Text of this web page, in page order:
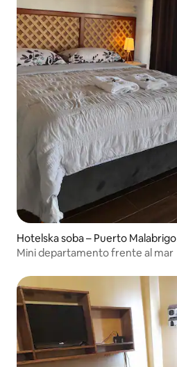
Hotelska soba – Puerto Malabrigo
Mini departamento frente al mar